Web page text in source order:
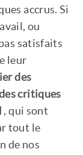
accrus. Si
ou
satisfaits
leur
des
critiques
, qui sont
tout le
de nos